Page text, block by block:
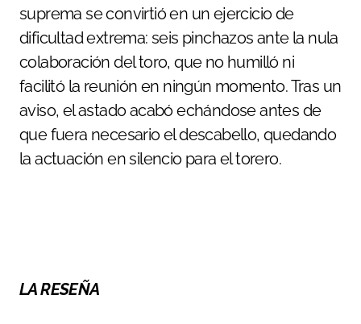
suprema se convirtió en un ejercicio de
dificultad extrema: seis pinchazos ante la nula
colaboración del toro, que no humilló ni
facilitó la reunión en ningún momento. Tras un
aviso, el astado acabó echándose antes de
que fuera necesario el descabello, quedando
la actuación en silencio para el torero.
LA RESEÑA